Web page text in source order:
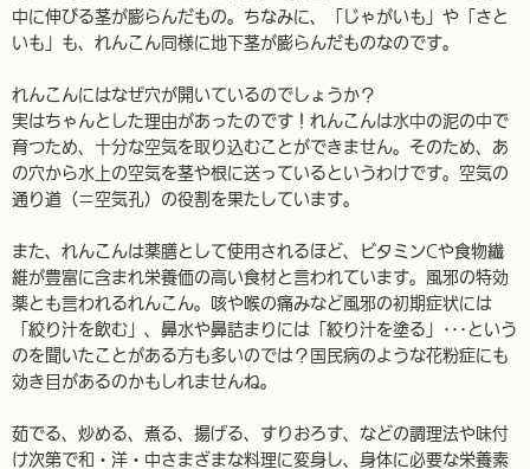
中に伸びる茎が膨らんだもの。ちなみに、「じゃがいも」や「さと
いも」も、れんこん同様に地下茎が膨らんだものなのです。
れんこんにはなぜ穴が開いているのでしょうか？
実はちゃんとした理由があったのです！れんこんは水中の泥の中で
育つため、十分な空気を取り込むことができません。そのため、あ
の穴から水上の空気を茎や根に送っているというわけです。空気の
通り道（＝空気孔）の役割を果たしています。
また、れんこんは薬膳として使用されるほど、ビタミンCや食物繊
維が豊富に含まれ栄養価の高い食材と言われています。風邪の特効
薬とも言われるれんこん。咳や喉の痛みなど風邪の初期症状には
「絞り汁を飲む」、鼻水や鼻詰まりには「絞り汁を塗る」･･･という
のを聞いたことがある方も多いのでは？国民病のような花粉症にも
効き目があるのかもしれませんね。
茹でる、炒める、煮る、揚げる、すりおろす、などの調理法や味付
け次第で和・洋・中さまざまな料理に変身し、身体に必要な栄養素